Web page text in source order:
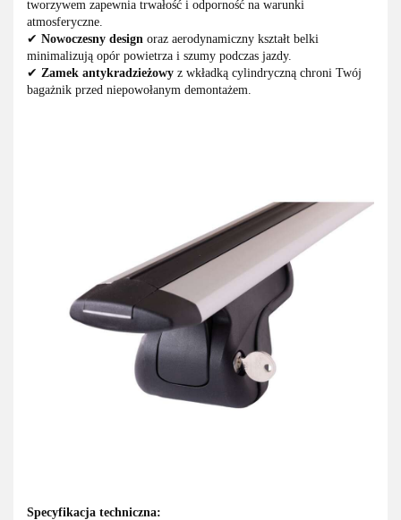
tworzywem zapewnia trwałość i odporność na warunki
atmosferyczne.
✔ Nowoczesny design oraz aerodynamiczny kształt belki
minimalizują opór powietrza i szumy podczas jazdy.
✔ Zamek antykradzieżowy z wkładką cylindryczną chroni Twój
bagażnik przed niepowołanym demontażem.
Specyfikacja techniczna: